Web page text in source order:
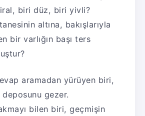
biri düz, biri yivli?
altına, bakışlarıyla
bir varlığın başı ters
aramadan yürüyen biri,
gezer.
bilen biri, geçmişin